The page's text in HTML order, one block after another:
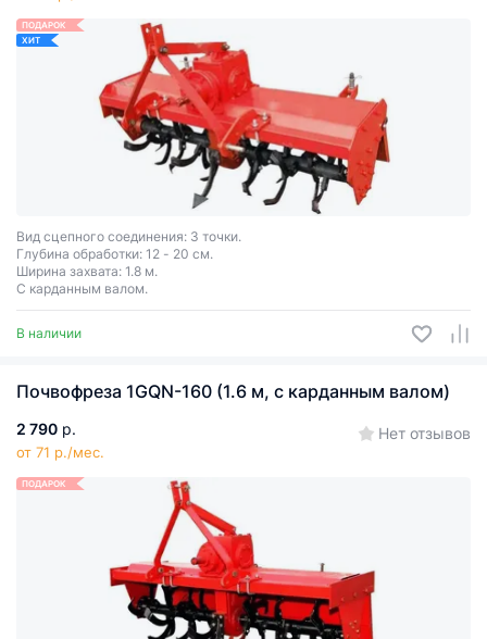
ПОДАРОК
ХИТ
Вид сцепного соединения: 3 точки.
Глубина обработки: 12 - 20 см.
Ширина захвата: 1.8 м.
С карданным валом.
В наличии
Почвофреза 1GQN-160 (1.6 м, с карданным валом)
2 790 р.
от 71 р./мес.
Нет отзывов
ПОДАРОК